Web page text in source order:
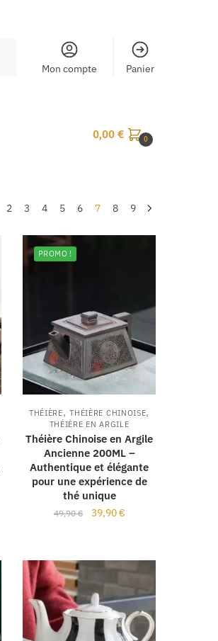
Mon compte Panier
0,00 € 0
2 3 4 5 6 7 8 9
PROMO !
THÉIÈRE,THÉIÈRE CHINOISE,
THÉIÈRE EN ARGILE
Théière Chinoise en Argile
Ancienne 200ML –
Authentique et élégante
pour une expérience de
thé unique
49,90€ 39,90€